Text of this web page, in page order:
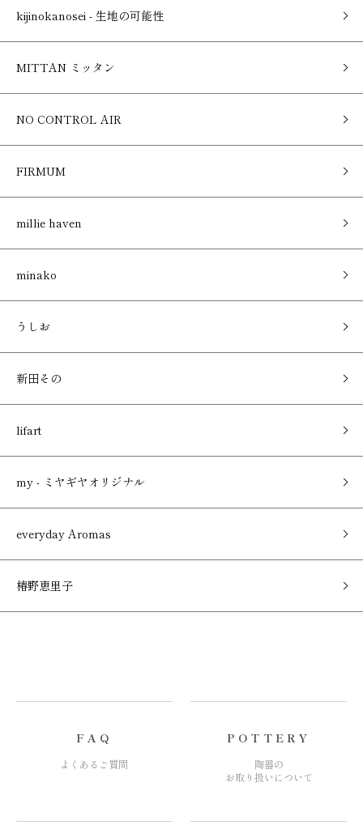
kijinokanosei - 生地の可能性
MITTAN ミッタン
NO CONTROL AIR
FIRMUM
millie haven
minako
うしお
新田その
lifart
my - ミヤギヤオリジナル
everyday Aromas
椿野恵里子
FAQ
よくあるご質問
POTTERY
陶器の
お取り扱いについて